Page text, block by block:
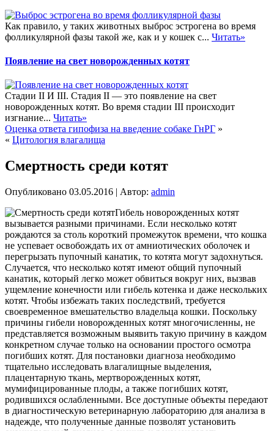
Как правило, у таких животных выброс эстрогена во время
фолликулярной фазы такой же, как и у кошек с... Читать»
Появление на свет новорожденных котят
Стадии II И III. Стадия II — это появление на свет
новорожденных котят. Во время стадии III происходит
изгнание... Читать»
Оценка ответа гипофиза на введение собаке ГнРГ »
« Цитология влагалища
Смертность среди котят
Опубликовано 03.05.2016 | Автор: admin
Гибель новорожденных котят
вызывается разными причинами. Если несколько котят
рождаются за столь короткий промежуток времени, что кошка
не успевает освобождать их от амниотических оболочек и
перегрызать пупочный канатик, то котята могут задохнуться.
Случается, что несколько котят имеют общий пупочный
канатик, который легко может обвиться вокруг них, вызвав
ущемление конечности или гибель котенка и даже нескольких
котят. Чтобы избежать таких последствий, требуется
своевременное вмешательство владельца кошки. Поскольку
причины гибели новорожденных котят многочисленны, не
представляется возможным выявить такую причину в каждом
конкретном случае только на основании простого осмотра
погибших котят. Для постановки диагноза необходимо
тщательно исследовать влагалищные выделения,
плацентарную ткань, мертворожденных котят,
мумифицированные плоды, а также погибших котят,
родившихся ослабленными. Все доступные объекты передают
в диагностическую ветеринарную лабораторию для анализа в
надежде, что полученные данные позволят установить